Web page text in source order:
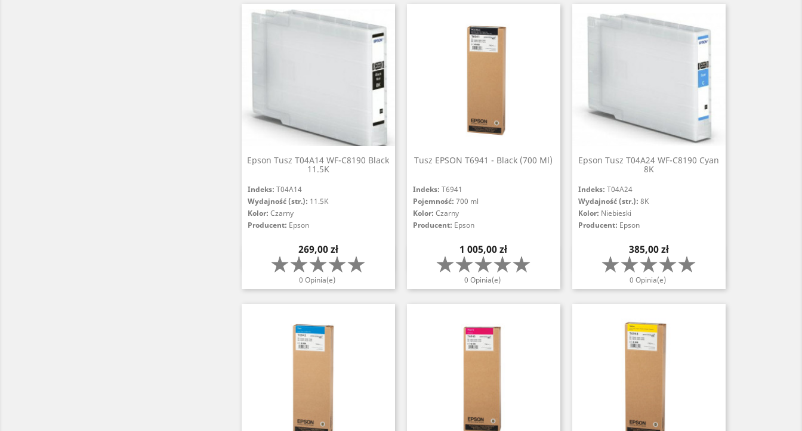
Epson Tusz T04A14 WF-C8190 Black
11.5K
Indeks: T04A14
Wydajność (str.): 11.5K
Kolor: Czarny
Producent: Epson
Cena
269,00 zł
0 Opinia(e)
Szybki podgląd
Tusz EPSON T6941 - Black (700 Ml)
Indeks: T6941
Pojemność: 700 ml
Kolor: Czarny
Producent: Epson
Cena
1 005,00 zł
0 Opinia(e)
Szybki podgląd
Epson Tusz T04A24 WF-C8190 Cyan
8K
Indeks: T04A24
Wydajność (str.): 8K
Kolor: Niebieski
Producent: Epson
Cena
385,00 zł
0 Opinia(e)
Szybki podgląd